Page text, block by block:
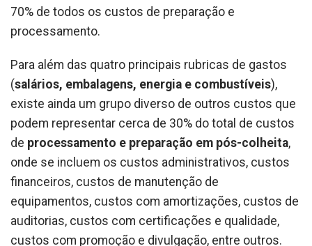
70% de todos os custos de preparação e
processamento.
Para além das quatro principais rubricas de gastos
(salários, embalagens, energia e combustíveis),
existe ainda um grupo diverso de outros custos que
podem representar cerca de 30% do total de custos
de processamento e preparação em pós-colheita,
onde se incluem os custos administrativos, custos
financeiros, custos de manutenção de
equipamentos, custos com amortizações, custos de
auditorias, custos com certificações e qualidade,
custos com promoção e divulgação, entre outros.